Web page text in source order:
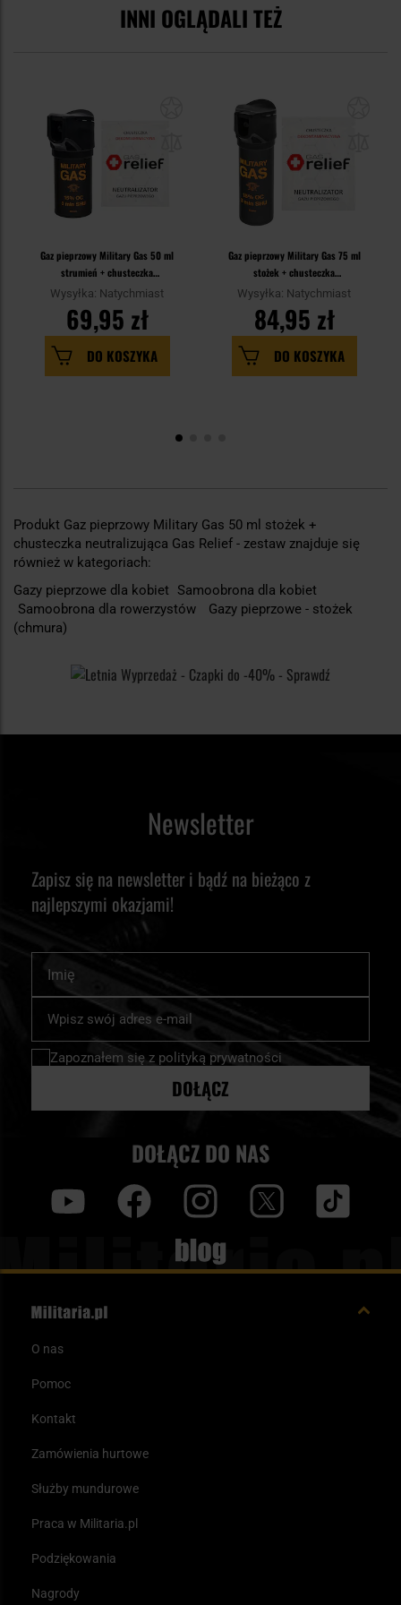
INNI OGLĄDALI TEŻ
Gaz pieprzowy Military Gas 50 ml
strumień + chusteczka
neutralizująca Gas Relief -
Wysyłka: Natychmiast
69,95 zł
DO KOSZYKA
Gaz pieprzowy Military Gas 75 ml
stożek + chusteczka
neutralizująca Gas Relief -
Wysyłka: Natychmiast
84,95 zł
DO KOSZYKA
Produkt Gaz pieprzowy Military Gas 50 ml stożek +
chusteczka neutralizująca Gas Relief - zestaw znajduje się
również w kategoriach:
Gazy pieprzowe dla kobiet
Samoobrona dla kobiet
Samoobrona dla rowerzystów
Gazy pieprzowe - stożek
(chmura)
Newsletter
Zapisz się na newsletter i bądź na bieżąco z
najlepszymi okazjami!
nasz
newsletter:
Zapoznałem się z polityką prywatności
DOŁĄCZ
DOŁĄCZ DO NAS
Blog
O nas
Pomoc
Kontakt
Zamówienia hurtowe
Służby mundurowe
Praca w Militaria.pl
Podziękowania
Nagrody